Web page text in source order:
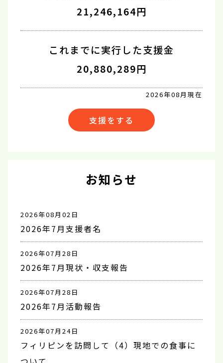
21,246,164円
これまでに実行した支援金
20,880,289円
2026年08月現在
支援をする
お知らせ
2026年08月02日
2026年7月支援者名
2026年07月28日
2026年7月現状・収支報告
2026年07月28日
2026年7月活動報告
2026年07月24日
フィリピンを訪問して（4）現地での食事に